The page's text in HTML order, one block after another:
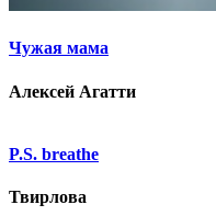
Чужая мама
Алексей Агатти
P.S. breathe
Твирлова